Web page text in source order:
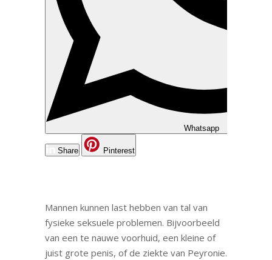
Whatsapp
Share Pinterest
Mannen kunnen last hebben van tal van
fysieke seksuele problemen. Bijvoorbeeld
van een te nauwe voorhuid, een kleine of
juist grote penis, of de ziekte van Peyronie.